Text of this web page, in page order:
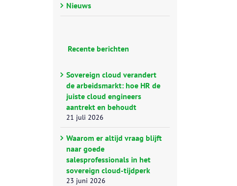
Nieuws
Recente berichten
Sovereign cloud verandert
de arbeidsmarkt: hoe HR de
juiste cloud engineers
aantrekt en behoudt
21 juli 2026
Waarom er altijd vraag blijft
naar goede
salesprofessionals in het
sovereign cloud-tijdperk
23 juni 2026